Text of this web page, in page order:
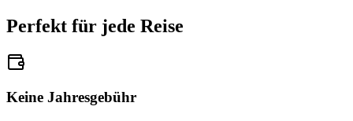
Perfekt für jede Reise
Keine Jahresgebühr